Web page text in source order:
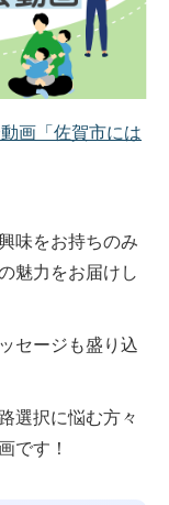
画「佐賀市には
味をお持ちのみ
魅力をお届けし
セージも盛り込
選択に悩む方々
です！